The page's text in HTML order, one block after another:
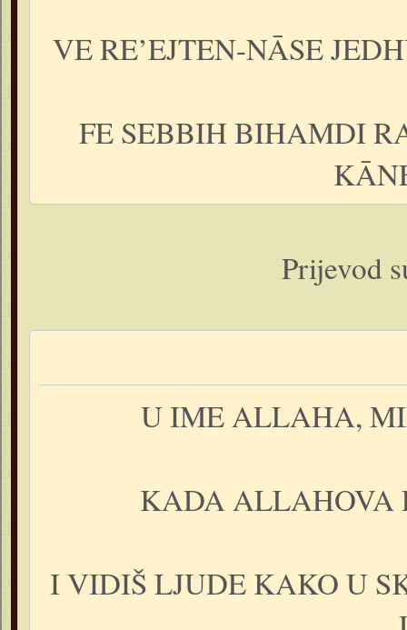
VE RE’EJTEN-NĀSE
FE SEBBIH BIHAMDI
Prijevod
U IME ALLAHA,
KADA ALLAHOVA
I VIDIŠ LJUDE KAKO U